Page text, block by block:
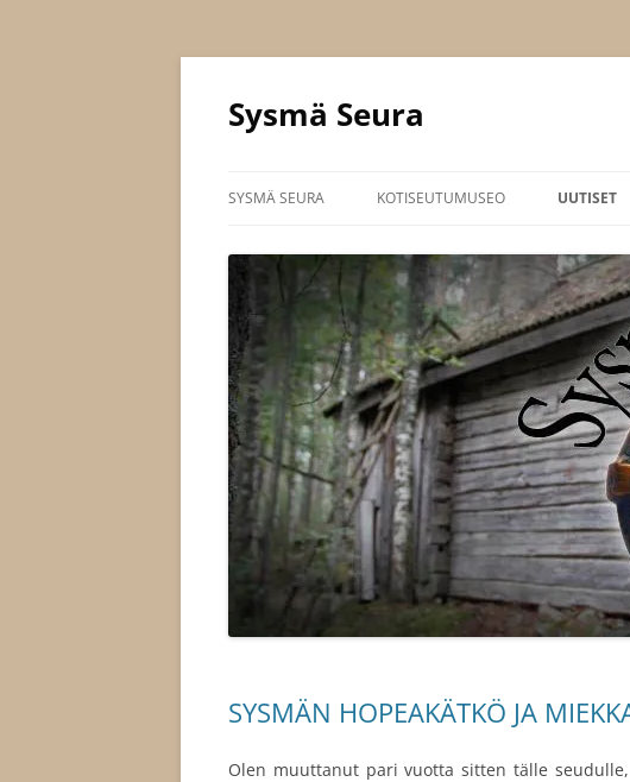
Siirry
Sysmä Seura
SYSMÄ SEURA
SÄÄNNÖT
JÄSENYYS
KOTISEUTUMUSEO UUTISET
SYSMÄN HOPEAKÄTKÖ JA
Olen muuttanut pari vuotta sitten tälle